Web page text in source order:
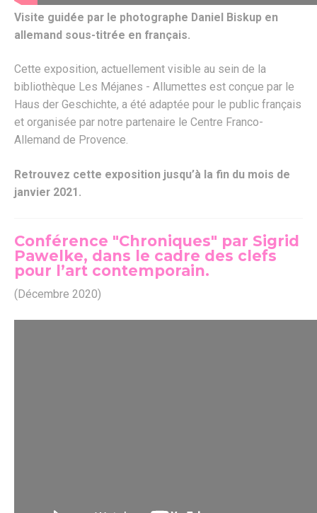
Visite guidée par le photographe Daniel Biskup en
allemand sous-titrée en français.
Cette exposition, actuellement visible au sein de la
bibliothèque Les Méjanes - Allumettes est conçue par le
Haus der Geschichte, a été adaptée pour le public français
et organisée par notre partenaire le Centre Franco-
Allemand de Provence.
Retrouvez cette exposition jusqu’à la fin du mois de
janvier 2021.
Conférence "Chroniques" par Sigrid
Pawelke, dans le cadre des clefs
pour l’art contemporain.
(Décembre 2020)